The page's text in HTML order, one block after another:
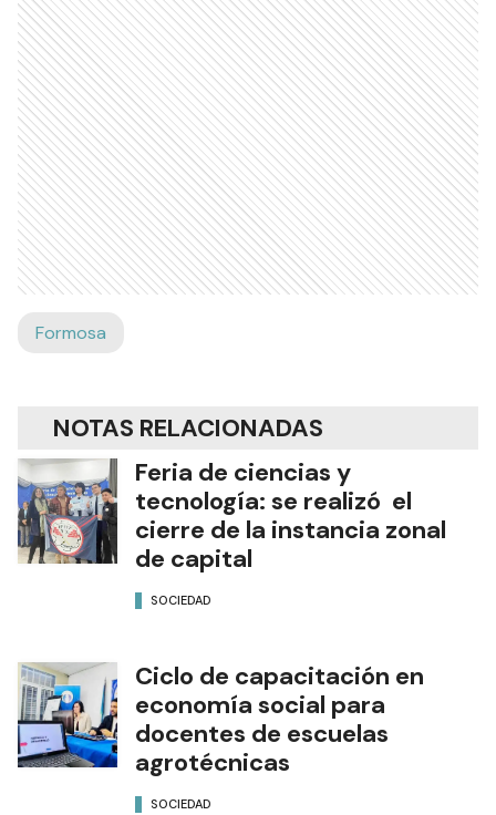
Formosa
NOTAS RELACIONADAS
Feria de ciencias y
tecnología: se realizó el
cierre de la instancia zonal
de capital
SOCIEDAD
Ciclo de capacitación en
economía social para
docentes de escuelas
agrotécnicas
SOCIEDAD